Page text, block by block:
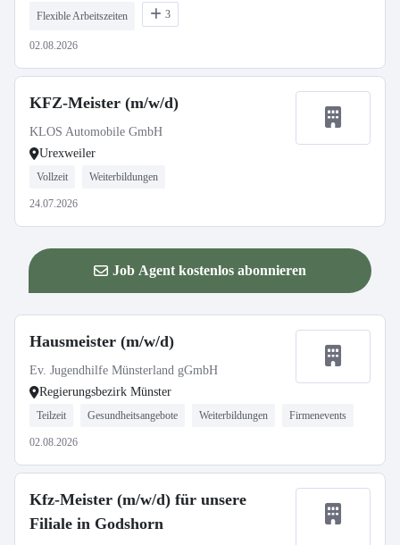
Flexible Arbeitszeiten 3
02.08.2026
KFZ-Meister (m/w/d)
KLOS Automobile GmbH
Urexweiler
Vollzeit Weiterbildungen
24.07.2026
Job Agent kostenlos abonnieren
Hausmeister (m/w/d)
Ev. Jugendhilfe Münsterland gGmbH
Regierungsbezirk Münster
Teilzeit Gesundheitsangebote Weiterbildungen Firmenevents
02.08.2026
Kfz-Meister (m/w/d) für unsere
Filiale in Godshorn